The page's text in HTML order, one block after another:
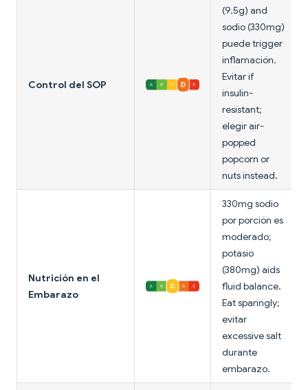
Control del SOP
(9.5g) and
sodio (330mg)
puede trigger
inflamación.
Evitar if
insulin-
resistant;
elegir air-
popped
popcorn or
nuts instead.
Nutrición en el
Embarazo
330mg sodio
por porción es
moderado;
potasio
(380mg) aids
fluid balance.
Eat sparingly;
evitar
excessive salt
durante
embarazo.